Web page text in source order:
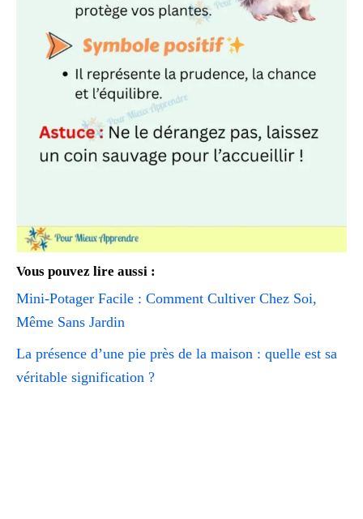
Vous pouvez lire aussi :
Mini-Potager Facile : Comment Cultiver Chez Soi,
Même Sans Jardin
La présence d’une pie près de la maison : quelle est sa
véritable signification ?